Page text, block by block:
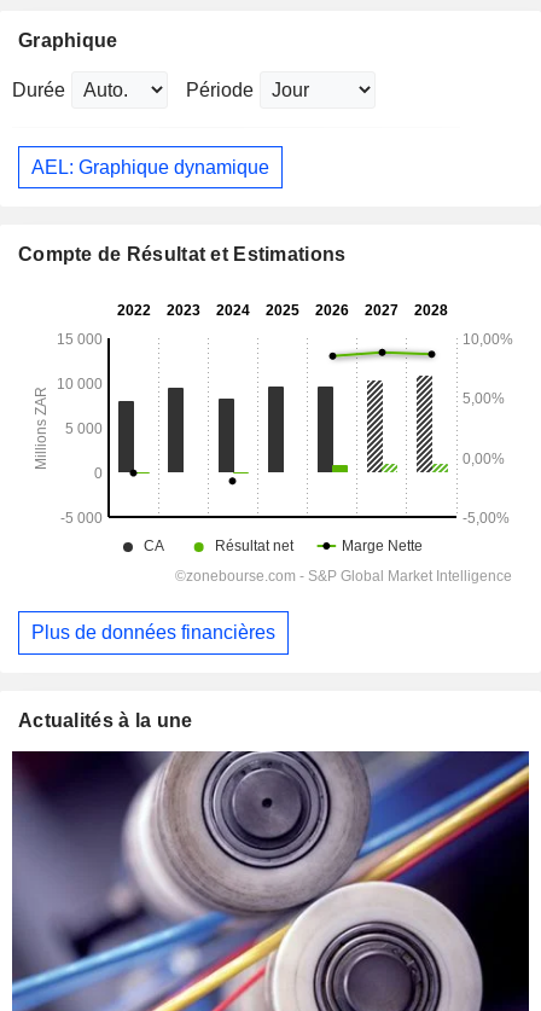
Graphique
Durée Période
AEL: Graphique dynamique
Compte de Résultat et Estimations
Plus de données financières
Actualités à la une